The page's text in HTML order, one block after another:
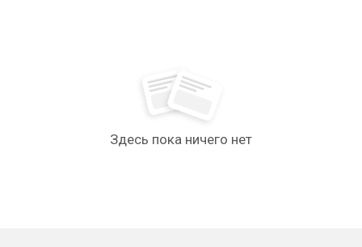
Здесь пока ничего нет